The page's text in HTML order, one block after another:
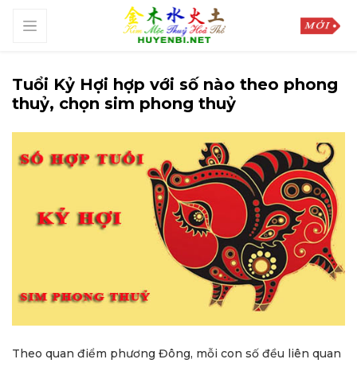
Tuổi Kỷ Hợi hợp với số nào theo phong
thuỷ, chọn sim phong thuỷ
Theo quan điểm phương Đông, mỗi con số đều liên quan